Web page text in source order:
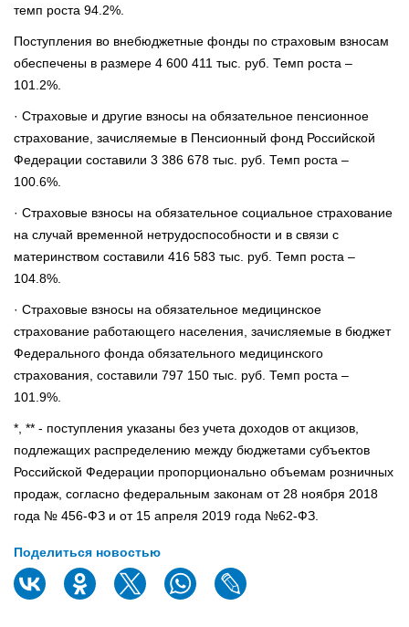
темп роста 94.2%.
Поступления во внебюджетные фонды по страховым взносам
обеспечены в размере 4 600 411 тыс. руб. Темп роста –
101.2%.
· Страховые и другие взносы на обязательное пенсионное
страхование, зачисляемые в Пенсионный фонд Российской
Федерации составили 3 386 678 тыс. руб. Темп роста –
100.6%.
· Страховые взносы на обязательное социальное страхование
на случай временной нетрудоспособности и в связи с
материнством составили 416 583 тыс. руб. Темп роста –
104.8%.
· Страховые взносы на обязательное медицинское
страхование работающего населения, зачисляемые в бюджет
Федерального фонда обязательного медицинского
страхования, составили 797 150 тыс. руб. Темп роста –
101.9%.
*, ** - поступления указаны без учета доходов от акцизов,
подлежащих распределению между бюджетами субъектов
Российской Федерации пропорционально объемам розничных
продаж, согласно федеральным законам от 28 ноября 2018
года № 456-ФЗ и от 15 апреля 2019 года №62-ФЗ.
Поделиться новостью